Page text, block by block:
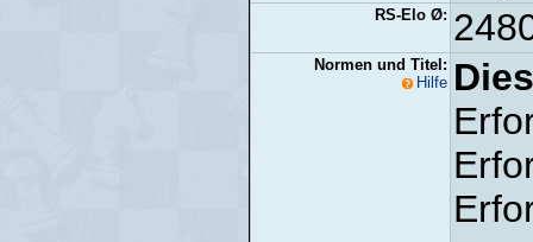
RS-Elo Ø:
Normen und Titel:
Hilfe